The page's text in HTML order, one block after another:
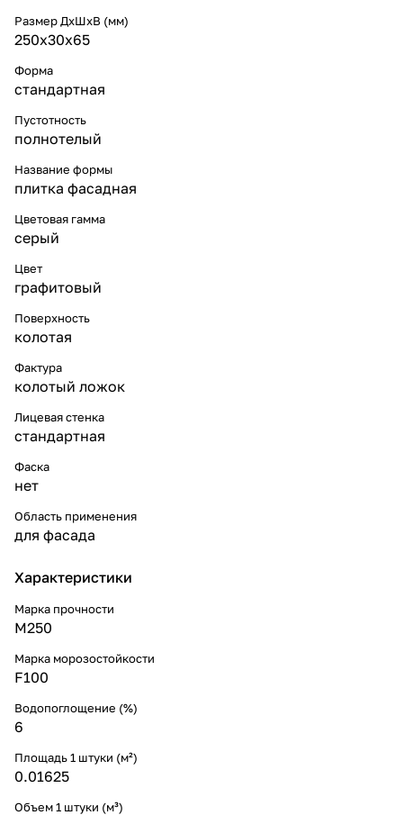
Размер ДхШхВ (мм)
250x30x65
Форма
стандартная
Пустотность
полнотелый
Название формы
плитка фасадная
Цветовая гамма
серый
Цвет
графитовый
Поверхность
колотая
Фактура
колотый ложок
Лицевая стенка
стандартная
Фаска
нет
Область применения
для фасада
Характеристики
Марка прочности
М250
Марка морозостойкости
F100
Водопоглощение (%)
6
Площадь 1 штуки (м²)
0.01625
Объем 1 штуки (м³)